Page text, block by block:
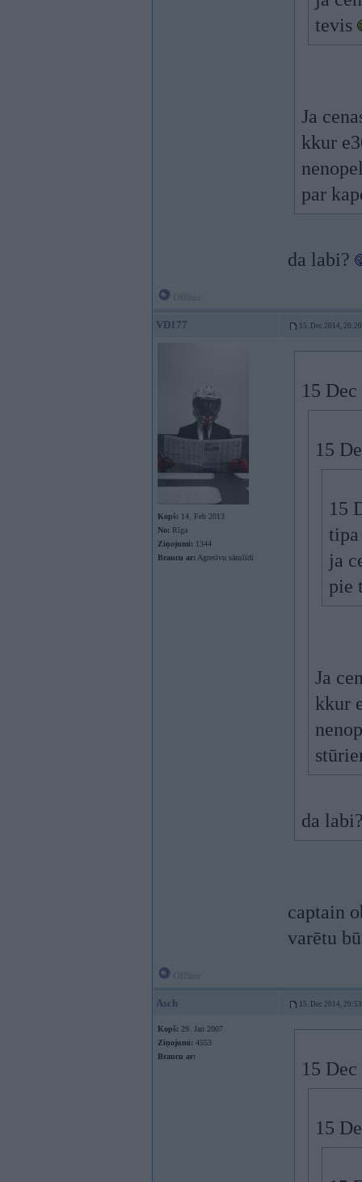
tevis
Ja
kkur
par
da labi?
VD177 15. Dec 2014, 20:20
Kopš: 14. Feb 2013
No: Rīga
Ziņojumi: 1344
Braucu ar: Agresīvu sānslīdi
15
15
15
ja
pie
Ja
kkur
da
captain
varētu
Asch 15. Dec 2014, 20:53
Kopš: 29. Jan 2007
Ziņojumi: 4553
Braucu ar:
15
15